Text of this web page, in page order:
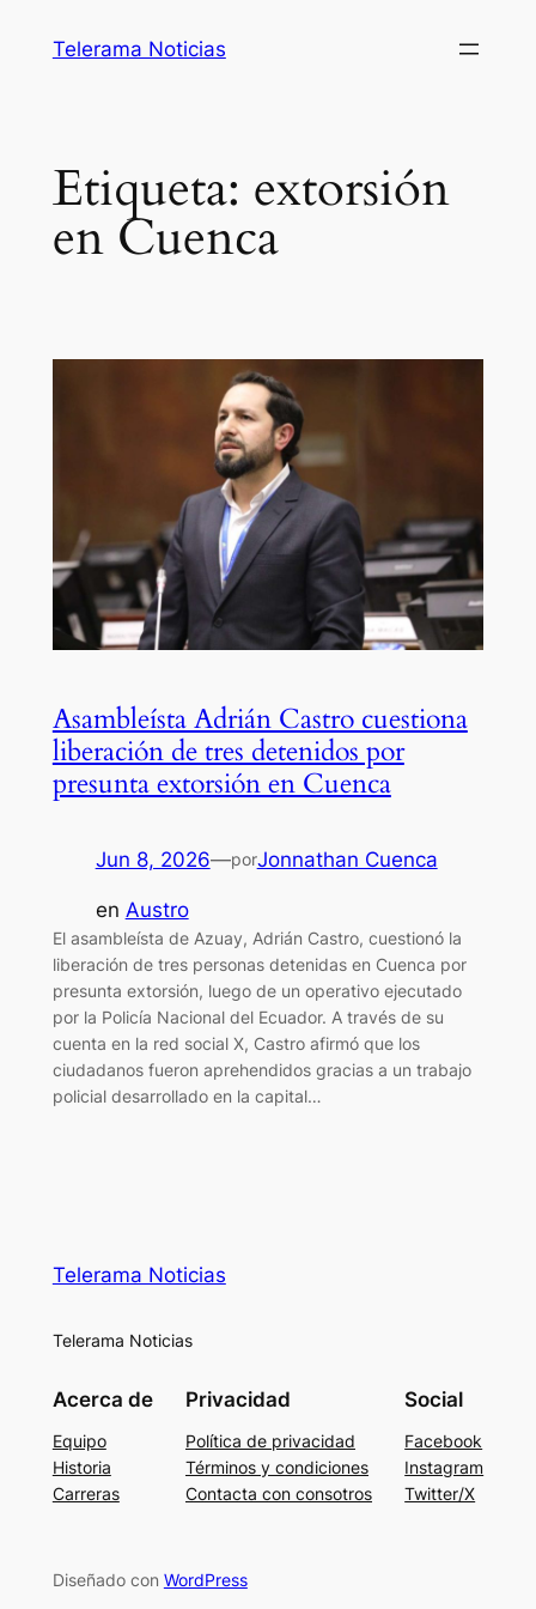
Telerama Noticias
Etiqueta: extorsión
en Cuenca
Asambleísta Adrián Castro cuestiona
liberación de tres detenidos por
presunta extorsión en Cuenca
Jun 8, 2026—porJonnathan Cuenca
en Austro
El asambleísta de Azuay, Adrián Castro, cuestionó la
liberación de tres personas detenidas en Cuenca por
presunta extorsión, luego de un operativo ejecutado
por la Policía Nacional del Ecuador. A través de su
cuenta en la red social X, Castro afirmó que los
ciudadanos fueron aprehendidos gracias a un trabajo
policial desarrollado en la capital…
Telerama Noticias
Telerama Noticias
Acerca de
Equipo
Historia
Carreras
Privacidad
Política de privacidad
Términos y condiciones
Contacta con consotros
Social
Facebook
Instagram
Twitter/X
Diseñado con WordPress